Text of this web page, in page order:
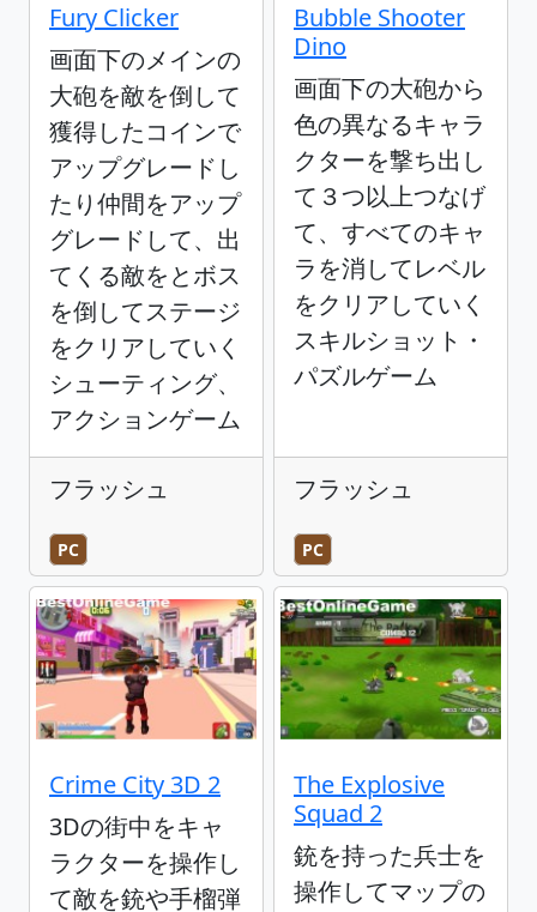
Fury Clicker
画面下のメインの
大砲を敵を倒して
獲得したコインで
アップグレードし
たり仲間をアップ
グレードして、出
てくる敵をとボス
を倒してステージ
をクリアしていく
シューティング、
アクションゲーム
フラッシュ
PC
Bubble Shooter
Dino
画面下の大砲から
色の異なるキャラ
クターを撃ち出し
て３つ以上つなげ
て、すべてのキャ
ラを消してレベル
をクリアしていく
スキルショット・
パズルゲーム
フラッシュ
PC
Crime City 3D 2
3Dの街中をキャ
ラクターを操作し
て敵を銃や手榴弾
The Explosive
Squad 2
銃を持った兵士を
操作してマップの